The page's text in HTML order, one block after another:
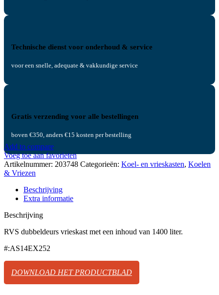
Technische dienst voor onderhoud & service
voor een snelle, adequate & vakkundige service
Gratis verzending voor alle bestellingen
boven €350, anders €15 kosten per bestelling
Add to compare
Voeg toe aan favorieten
Artikelnummer: 203748 Categorieën: Koel- en vrieskasten, Koelen
& Vriezen
Beschrijving
Extra informatie
Beschrijving
RVS dubbeldeurs vrieskast met een inhoud van 1400 liter.
#:AS14EX252
DOWNLOAD HET PRODUCTBLAD